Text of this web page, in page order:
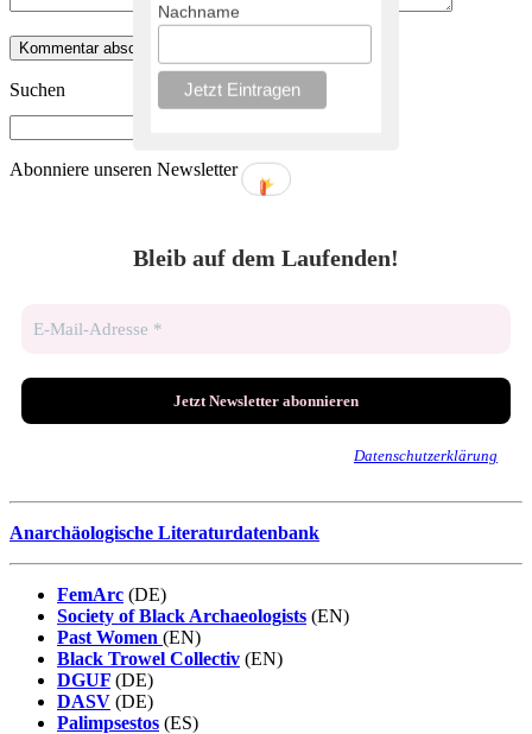
Suchen
Abonniere unseren Newsletter
Bleib auf dem Laufenden!
Datenschutzerklärung
Anarchäologische Literaturdatenbank
FemArc (DE)
Society of Black Archaeologists (EN)
Past Women (EN)
Black Trowel Collectiv (EN)
DGUF (DE)
DASV (DE)
Palimpsestos (ES)
Nachname